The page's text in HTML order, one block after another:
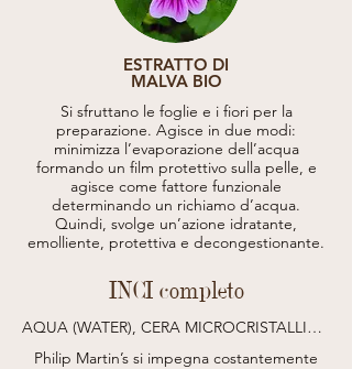
ESTRATTO DI
MALVA BIO
Si sfruttano le foglie e i fiori per la
preparazione. Agisce in due modi:
minimizza l’evaporazione dell’acqua
formando un film protettivo sulla pelle, e
agisce come fattore funzionale
determinando un richiamo d’acqua.
Quindi, svolge un’azione idratante,
emolliente, protettiva e decongestionante.
INCI completo
AQUA (WATER), CERA MICROCRISTALLINA
COPERNICIA CERIFERA CERA
Philip Martin’s si impegna costantemente